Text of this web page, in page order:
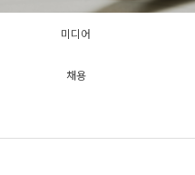
미디어
채용